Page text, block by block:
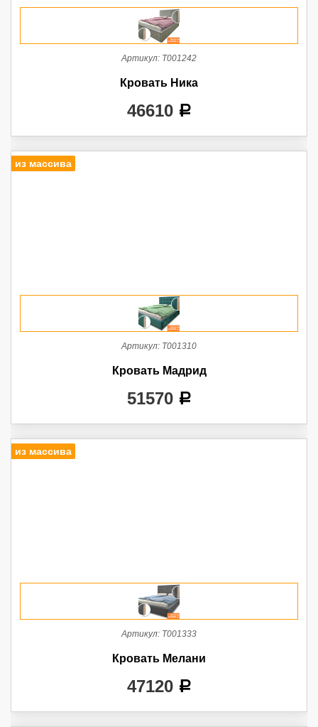
Артикул: Т001242
Кровать Ника
46610 a
из массива
Артикул: Т001310
Кровать Мадрид
51570 a
из массива
Артикул: Т001333
Кровать Мелани
47120 a